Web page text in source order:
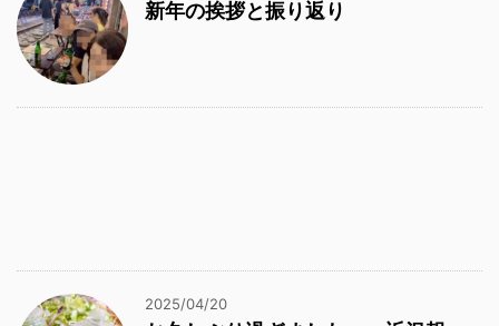
新年の挨拶と振り返り
2025/04/20